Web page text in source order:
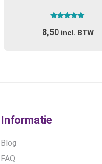
5.00
uit 5
8,50 incl. BTW
Informatie
Blog
FAQ